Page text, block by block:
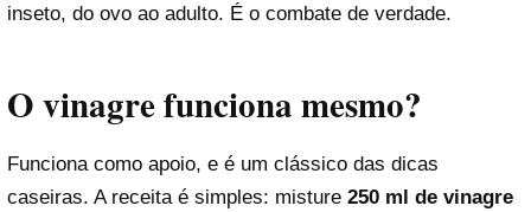
inseto, do ovo ao adulto. É o combate de verdade.
O vinagre funciona mesmo?
Funciona como apoio, e é um clássico das dicas
caseiras. A receita é simples: misture 250 ml de vinagre